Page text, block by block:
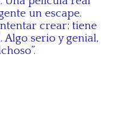
un escape.
crear: tiene
serio y genial,